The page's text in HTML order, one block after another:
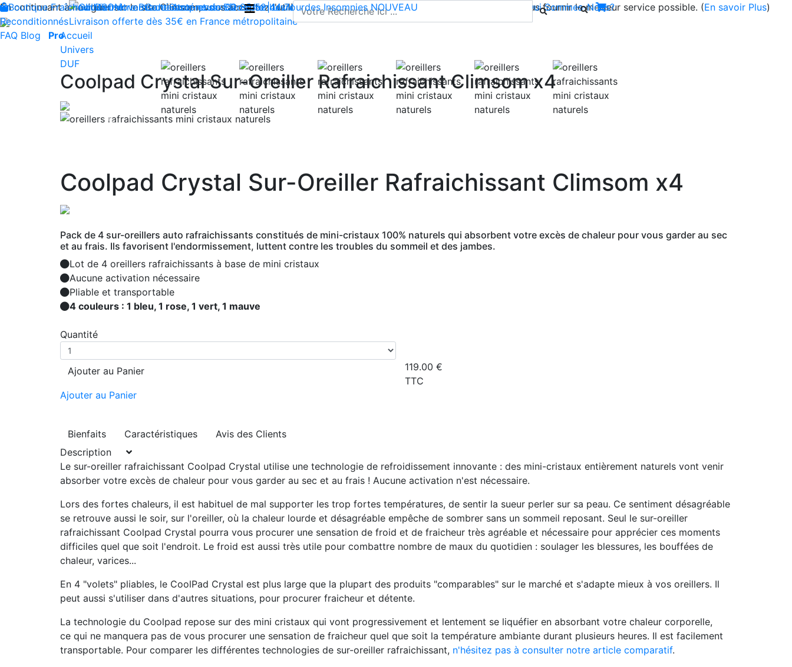
En continuant à naviguer sur le site Climsom, vous acceptez l'utilisation de cookies pour enregistrer votre panier et vous fournir le meilleur service possible. (En savoir Plus)
Produits innovants de Santé et de Bien-être | Livraison offerte dès 35€ en France métropolitaine
Livraison offerte dès 35€ en France métropolitaine
Contactez-nous : 02 85 52 44 74 -contact@climsom.com Qui Sommes-Nous?
Boutique Fraîcheur Bien-être Beauté Acupression Dos Jambes lourdes Insomnies NOUVEAU
Reconditionnés
FAQ Blog ProAccueil
Univers
DUF
Coolpad Crystal Sur-Oreiller Rafraichissant Climsom x4
Previous
Coolpad Crystal Sur-Oreiller Rafraichissant Climsom x4
Pack de 4 sur-oreillers auto rafraichissants constitués de mini-cristaux 100% naturels qui absorbent votre excès de chaleur pour vous garder au sec
et au frais. Ils favorisent l'endormissement, luttent contre les troubles du sommeil et des jambes.
Lot de 4 oreillers rafraichissants à base de mini cristaux
Aucune activation nécessaire
Pliable et transportable
4 couleurs : 1 bleu, 1 rose, 1 vert, 1 mauve
Quantité
Ajouter au Panier
Ajouter au Panier
119.00 €
TTC
Bienfaits Caractéristiques
Avis des Clients
Description
Le sur-oreiller rafraichissant Coolpad Crystal utilise une technologie de refroidissement innovante : des mini-cristaux entièrement naturels vont venir
absorber votre excès de chaleur pour vous garder au sec et au frais ! Aucune activation n'est nécessaire.
Lors des fortes chaleurs, il est habituel de mal supporter les trop fortes températures, de sentir la sueur perler sur sa peau. Ce sentiment désagréable
se retrouve aussi le soir, sur l'oreiller, où la chaleur lourde et désagréable empêche de sombrer sans un sommeil reposant. Seul le sur-oreiller
rafraichissant Coolpad Crystal pourra vous procurer une sensation de froid et de fraicheur très agréable et nécessaire pour apprécier ces moments
difficiles quel que soit l'endroit. Le froid est aussi très utile pour combattre nombre de maux du quotidien : soulager les blessures, les bouffées de
chaleur, varices...
En 4 "volets" pliables, le CoolPad Crystal est plus large que la plupart des produits "comparables" sur le marché et s'adapte mieux à vos oreillers. Il
peut aussi s'utiliser dans d'autres situations, pour procurer fraicheur et détente.
La technologie du Coolpad repose sur des mini cristaux qui vont progressivement et lentement se liquéfier en absorbant votre chaleur corporelle,
ce qui ne manquera pas de vous procurer une sensation de fraicheur quel que soit la température ambiante durant plusieurs heures. Il est facilement
transportable. Pour comparer les différentes technologies de sur-oreiller rafraichissant, n'hésitez pas à consulter notre article comparatif.